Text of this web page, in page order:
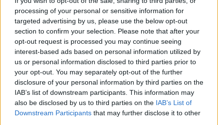
processing of your personal or sensitive information for
targeted advertising by us, please use the below opt-out
section to confirm your selection. Please note that after your
opt-out request is processed you may continue seeing
interest-based ads based on personal information utilized by
us or personal information disclosed to third parties prior to
your opt-out. You may separately opt-out of the further
disclosure of your personal information by third parties on the
IAB’s list of downstream participants. This information may
also be disclosed by us to third parties on the IAB’s List of
Downstream Participants that may further disclose it to other
A zenész-producer kitért arra, hogy több mint 25 évvel első
magyar nyelvű albuma, aTalálkozásokután jelent meg
ismét magyar nyelvű lemeze. A Mandoki Soulmates
budapesti koncertje a zenekar 30 éves jubileumi turnéjának
állomása.
„A koncerten a közelmúltban elhunyt két kiváló magyar
zenészről is megemlékezünk. Szakcsi Lakatos Bélának, aki
Magyar Képek
felvételein, nagyon sokat